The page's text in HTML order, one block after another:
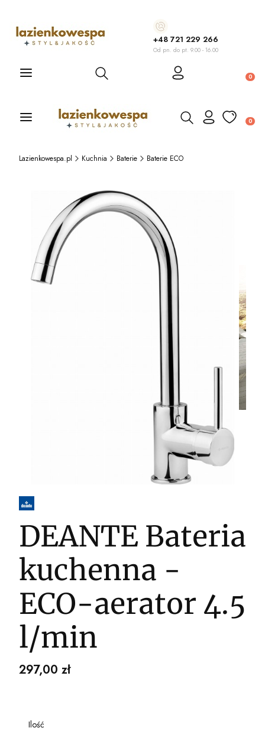
+48 721 229 266
Od pn. do pt. 9.00 - 16.00
Otwórz wyszukiwarkę
Otwórz wyszukiwarkę
Lazienkowespa.pl Kuchnia Baterie Baterie ECO
DEANTE Bateria
kuchenna -
ECO-aerator 4.5
l/min
Cena
297,00 zł
Ilość